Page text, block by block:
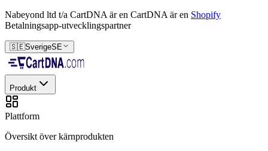
Nabeyond ltd t/a CartDNA är en CartDNA är en Shopify
Betalningsapp-utvecklingspartner
🇸🇪SverigeSE
Produkt
Plattform
Översikt över kärnprodukten